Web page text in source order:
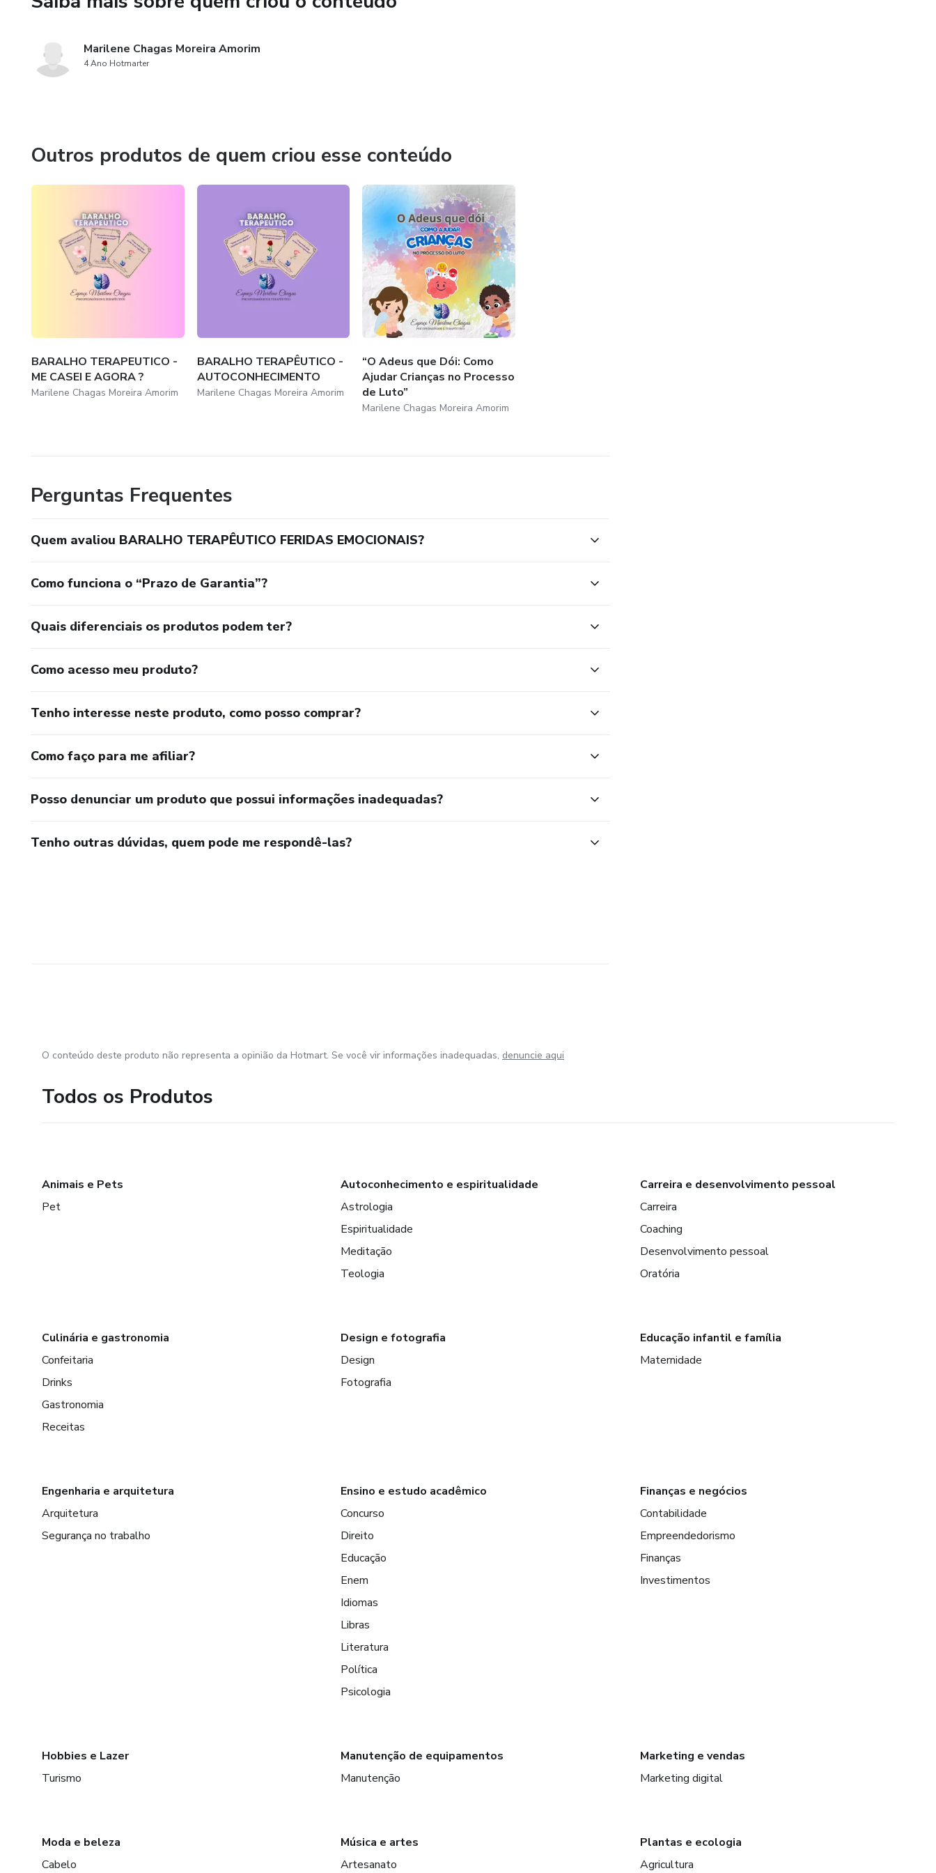
Marilene Chagas Moreira Amorim
4 Ano Hotmarter
Outros produtos de quem criou esse conteúdo
BARALHO TERAPEUTICO -
ME CASEI E AGORA ?
Marilene Chagas Moreira Amorim
BARALHO TERAPÊUTICO -
AUTOCONHECIMENTO
Marilene Chagas Moreira Amorim
“O Adeus que Dói: Como
Ajudar Crianças no Processo
de Luto”
Marilene Chagas Moreira Amorim
Perguntas Frequentes
Quem avaliou BARALHO TERAPÊUTICO FERIDAS EMOCIONAIS?
Como funciona o “Prazo de Garantia”?
Quais diferenciais os produtos podem ter?
Como acesso meu produto?
Tenho interesse neste produto, como posso comprar?
Como faço para me afiliar?
Posso denunciar um produto que possui informações inadequadas?
Tenho outras dúvidas, quem pode me respondê-las?
O conteúdo deste produto não representa a opinião da Hotmart. Se você vir informações inadequadas, denuncie aqui
Todos os Produtos
Animais e Pets
Pet
Autoconhecimento e espiritualidade
Astrologia
Espiritualidade
Meditação
Teologia
Carreira e desenvolvimento pessoal
Carreira
Coaching
Desenvolvimento pessoal
Oratória
Culinária e gastronomia
Confeitaria
Drinks
Gastronomia
Receitas
Design e fotografia
Design
Fotografia
Educação infantil e família
Maternidade
Engenharia e arquitetura
Arquitetura
Segurança no trabalho
Ensino e estudo acadêmico
Concurso
Direito
Educação
Enem
Idiomas
Libras
Literatura
Política
Psicologia
Finanças e negócios
Contabilidade
Empreendedorismo
Finanças
Investimentos
Hobbies e Lazer
Turismo
Manutenção de equipamentos
Manutenção
Marketing e vendas
Marketing digital
Moda e beleza
Cabelo
Música e artes
Artesanato
Plantas e ecologia
Agricultura